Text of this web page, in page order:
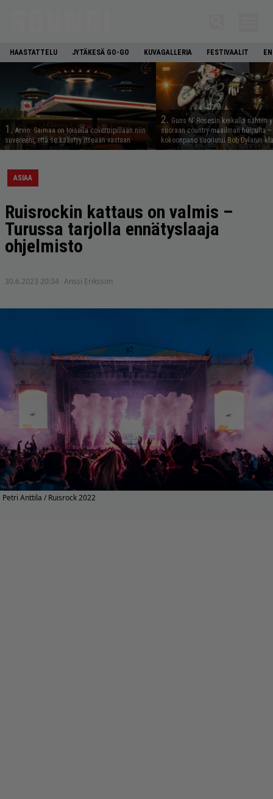
HAASTATTELU JYTÄKESÄ GO-GO KUVAGALLERIA FESTIVAALIT
1. Arvio: Saimaa on toisella covertripillään niin
suvereeni, että se kääntyy itseään vastaan
2. Guns N’ Rosesin keikalla nähtiin
suoraan country-maailman huipulta
kokoonpano suoriutui Bob Dylanin
ASIAA
Ruisrockin kattaus on valmis –
Turussa tarjolla ennätyslaaja
ohjelmisto
30.6.2023 20:34 Anssi Eriksson
Petri Anttila / Ruisrock 2022